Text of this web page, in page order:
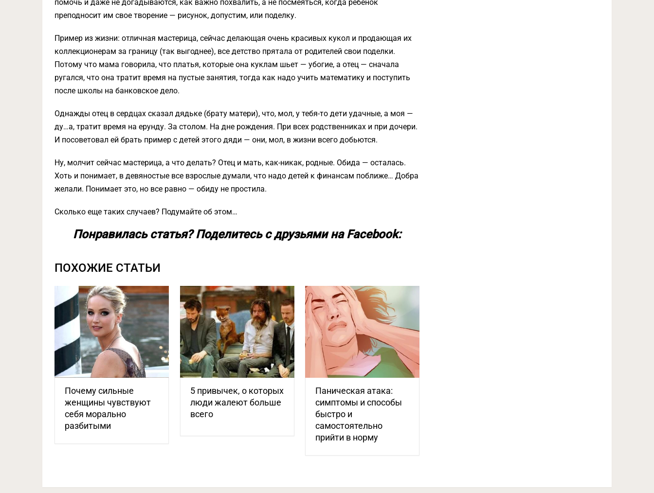
помочь и даже не догадываются, как важно похвалить, а не посмеяться, когда ребенок
преподносит им свое творение — рисунок, допустим, или поделку.
Пример из жизни: отличная мастерица, сейчас делающая очень красивых кукол и продающая их
коллекционерам за границу (так выгоднее), все детство прятала от родителей свои поделки.
Потому что мама говорила, что платья, которые она куклам шьет — убогие, а отец — сначала
ругался, что она тратит время на пустые занятия, тогда как надо учить математику и поступить
после школы на банковское дело.
Однажды отец в сердцах сказал дядьке (брату матери), что, мол, у тебя-то дети удачные, а моя —
ду…а, тратит время на ерунду. За столом. На дне рождения. При всех родственниках и при дочери.
И посоветовал ей брать пример с детей этого дяди — они, мол, в жизни всего добьются.
Ну, молчит сейчас мастерица, а что делать? Отец и мать, как-никак, родные. Обида — осталась.
Хоть и понимает, в девяностые все взрослые думали, что надо детей к финансам поближе… Добра
желали. Понимает это, но все равно — обиду не простила.
Сколько еще таких случаев? Подумайте об этом…
Понравилась статья? Поделитесь с друзьями на Facebook:
ПОХОЖИЕ СТАТЬИ
Почему сильные
женщины чувствуют
себя морально
разбитыми
5 привычек, о которых
люди жалеют больше
всего
Паническая атака:
симптомы и способы
быстро и
самостоятельно
прийти в норму